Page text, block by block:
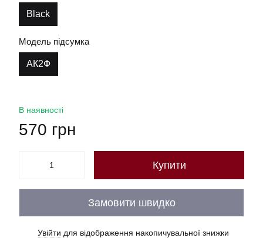
Black
Модель підсумка
АК2Ф
В наявності
570 грн
Купити
Замовити швидко
Увійти для відображення накопичувальної знижки